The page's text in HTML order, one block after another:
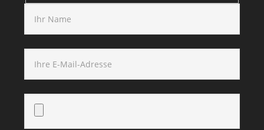
Bitte lasse dieses Feld leer.